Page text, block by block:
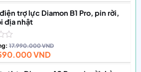
trợ lực Diamon B1 Pro, pin rời,
địa nhật
17.990.000VND
VND